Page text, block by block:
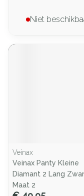
Niet
Veinax
Veinax Panty Kleine
Diamant 2 Lang
Maat 2